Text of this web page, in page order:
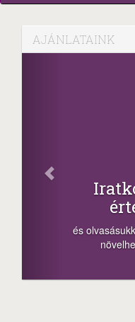
AJÁNLATAINK
fel cikk
naponta 2000 Ft-tal is
egyenlegedet!